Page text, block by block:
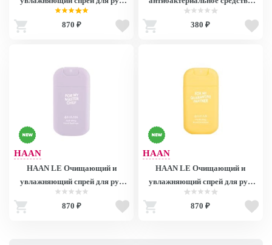
"Утренняя свежесть" / Hand
Sanitizer Morning Glory, 30 мл
870 ₽
для рук «Скандинавский лес»,
спрей /Universal Sanitizer Spray
380 ₽
HAAN
HAAN LE Очищающий и
увлажняющий спрей для рук
"Крепкая Маргарита" / LE For
my master chef Hand Sanitizer
870 ₽
HAAN
HAAN LE Очищающий и
увлажняющий спрей для рук
"Полевая ромашка" / LE For
My Quarantine Partner Hand
870 ₽